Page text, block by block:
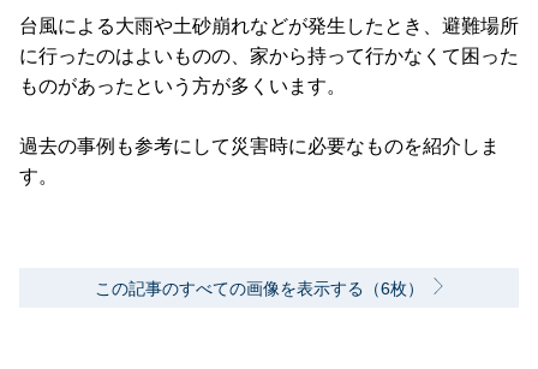
台風による大雨や土砂崩れなどが発生したとき、避難場所
に行ったのはよいものの、家から持って行かなくて困った
ものがあったという方が多くいます。
過去の事例も参考にして災害時に必要なものを紹介しま
す。
この記事のすべての画像を表示する（6枚）